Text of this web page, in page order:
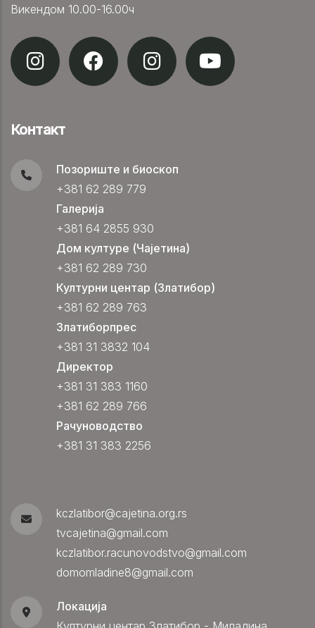
Викендом 10.00-16.00ч
Контакт
Позориште и биоскоп
+381 62 289 779
Галерија
+381 64 2855 930
Дом културе (Чајетина)
+381 62 289 730
Културни центар (Златибор)
+381 62 289 763
Златиборпрес
+381 31 3832 104
Директор
+381 31 383 1160
+381 62 289 766
Рачуноводство
+381 31 383 2256
kczlatibor@cajetina.org.rs
tvcajetina@gmail.com
kczlatibor.racunovodstvo@gmail.com
domomladine8@gmail.com
Локација